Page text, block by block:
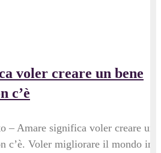
voler creare un bene
c’è
– Amare significa voler creare un
c’è. Voler migliorare il mondo in